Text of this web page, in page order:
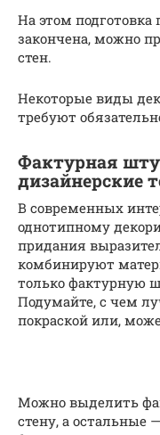
На этом подготовка
закончена, можно
стен.
Некоторые виды
требуют
Фактурная
дизайнерские
В современных
однотипному
придания
комбинируют
только фактурную
Подумайте, с чем
покраской или,
Можно выделить
стену, а остальные